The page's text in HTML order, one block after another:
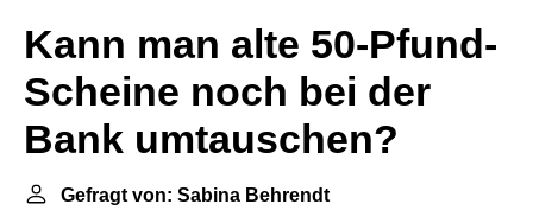
Kann man alte 50-Pfund-
Scheine noch bei der
Bank umtauschen?
Gefragt von: Sabina Behrendt